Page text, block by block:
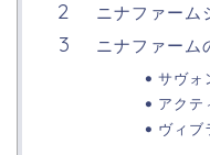
ニナファーム
ニナファーム
サヴォ
アクテ
ヴィブ